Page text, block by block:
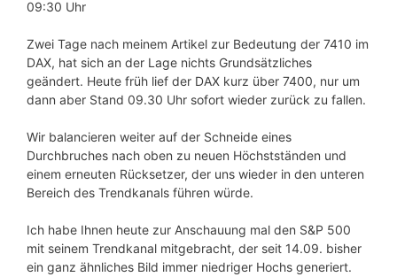
09:30 Uhr
Zwei Tage nach meinem Artikel zur Bedeutung der 7410 im
DAX, hat sich an der Lage nichts Grundsätzliches
geändert. Heute früh lief der DAX kurz über 7400, nur um
dann aber Stand 09.30 Uhr sofort wieder zurück zu fallen.
Wir balancieren weiter auf der Schneide eines
Durchbruches nach oben zu neuen Höchstständen und
einem erneuten Rücksetzer, der uns wieder in den unteren
Bereich des Trendkanals führen würde.
Ich habe Ihnen heute zur Anschauung mal den S&P 500
mit seinem Trendkanal mitgebracht, der seit 14.09. bisher
ein ganz ähnliches Bild immer niedriger Hochs generiert.